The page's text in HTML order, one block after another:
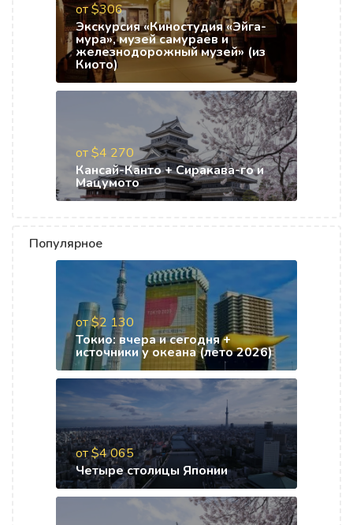
от $306
Экскурсия «Киностудия «Эйга-
мура», музей самураев и
железнодорожный музей» (из
Киото)
от $4 270
Кансай-Канто + Сиракава-го и
Мацумото
Популярное
от $2 130
Токио: вчера и сегодня +
источники у океана (лето 2026)
от $4 065
Четыре столицы Японии